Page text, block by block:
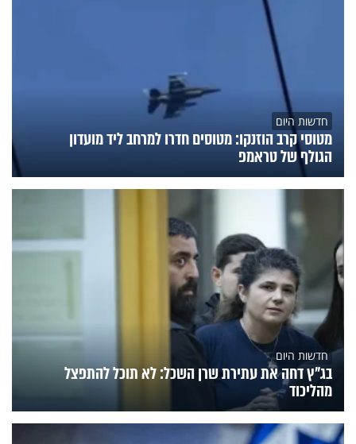
חדשות היום
מטוסי קרב הוזנקו: מטוסים חדרו למרחב ליד מועדון
הגולף של טראמפ
חדשות היום
בג"ץ דחה את עתירת שרן השכל: לא תוכל להתפצל
מהליכוד